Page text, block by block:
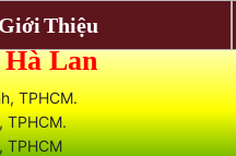
Lan
TPHCM.
TPHCM.
TPHCM
Giới Thiệu